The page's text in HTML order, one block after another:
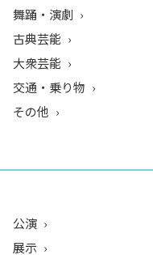
舞踊・演劇
古典芸能
大衆芸能
交通・乗り物
その他
公演
展示